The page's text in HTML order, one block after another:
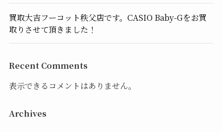
買取大吉フーコット秩父店です。CASIO Baby-Gをお買
取りさせて頂きました！
Recent Comments
表示できるコメントはありません。
Archives